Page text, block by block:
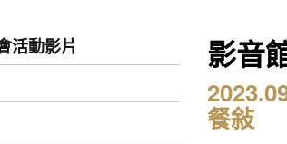
活動影片
影音
餐敍